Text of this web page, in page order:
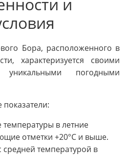
и
Бора, расположенного в
характеризуется своими
погодными
в летние
отметки +20°C и выше.
температурой в